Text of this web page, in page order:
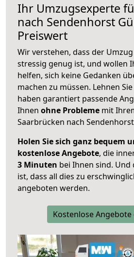
Ihr Umzugsexperte
nach Sendenhorst
Preiswert
Wir verstehen, dass der
stressig genug ist, und wollen
helfen, sich keine Gedanken
machen zu müssen. Lehnen
haben garantiert passende
Ihnen ohne Probleme mit
Saarbrücken nach
Holen Sie sich ganz bequem
kostenlose Angebote, die
3 Minuten bei Ihnen sind. Und
ist, dass all dies zu
angeboten werden.
Kostenlose